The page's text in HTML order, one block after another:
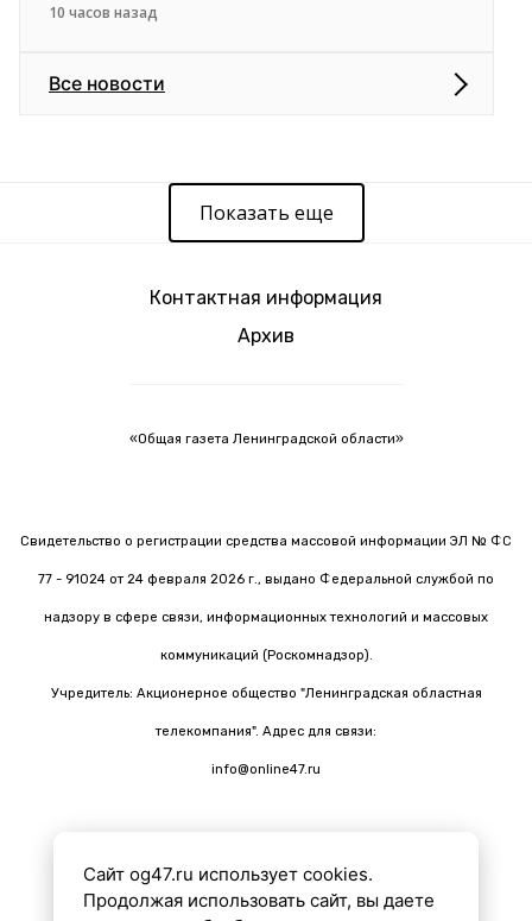
10 часов назад
Все новости
Показать еще
Контактная информация
Архив
«Общая газета Ленинградской области»
Свидетельство о регистрации средства массовой информации ЭЛ № ФС
77 - 91024 от 24 февраля 2026 г., выдано Федеральной службой по
надзору в сфере связи, информационных технологий и массовых
коммуникаций (Роскомнадзор).
Учредитель: Акционерное общество "Ленинградская областная
телекомпания". Адрес для связи:
info@online47.ru
Все материалы на сайте подготовлены с помощью ИИ
Сайт og47.ru использует cookies.
Продолжая использовать сайт, вы даете